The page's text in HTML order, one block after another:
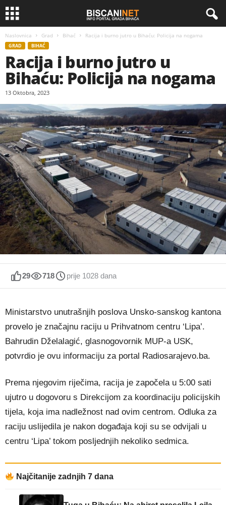
Naslovnica Grad Bihać Racija i burno jutro u Bihaću: Policija na nogama
GRAD BIHAĆ
Racija i burno jutro u
Bihaću: Policija na nogama
13 Oktobra, 2023
29 718 prije 1028 dana
Ministarstvo unutrašnjih poslova Unsko-sanskog kantona
provelo je značajnu raciju u Prihvatnom centru ‘Lipa’.
Bahrudin Dželalagić, glasnogovornik MUP-a USK,
potvrdio je ovu informaciju za portal Radiosarajevo.ba.
Prema njegovim riječima, racija je započela u 5:00 sati
ujutro u dogovoru s Direkcijom za koordinaciju policijskih
tijela, koja ima nadležnost nad ovim centrom. Odluka za
raciju uslijedila je nakon događaja koji su se odvijali u
centru ‘Lipa’ tokom posljednjih nekoliko sedmica.
Najčitanije zadnjih 7 dana